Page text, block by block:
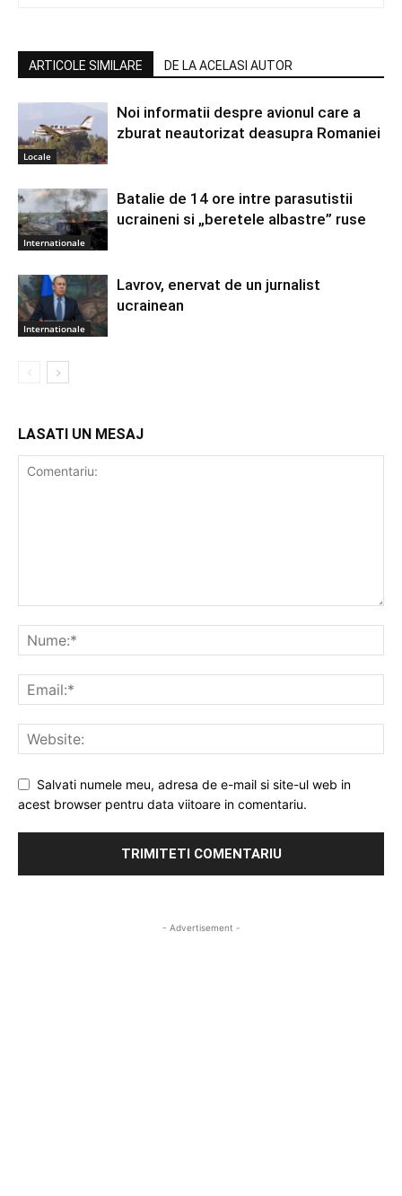
ARTICOLE SIMILARE DE LA ACELASI AUTOR
Locale
Noi informatii despre avionul care a
zburat neautorizat deasupra Romaniei
Internationale
Batalie de 14 ore intre parasutistii
ucraineni si „beretele albastre” ruse
Internationale
Lavrov, enervat de un jurnalist
ucrainean
LASATI UN MESAJ
Salvati numele meu, adresa de e-mail si site-ul web in
acest browser pentru data viitoare in comentariu.
- Advertisement -